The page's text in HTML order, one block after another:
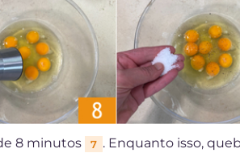
8 minutos 7 . Enquanto isso,